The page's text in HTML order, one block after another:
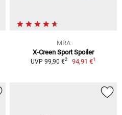
MRA
X-Creen Sport Spoiler
UVP 99,90 €2 94,91 €1